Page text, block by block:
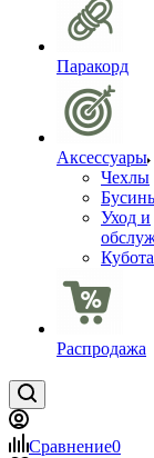
Паракорд
Аксессуары
Чехлы
Уход и
Распродажа
Сравнение0